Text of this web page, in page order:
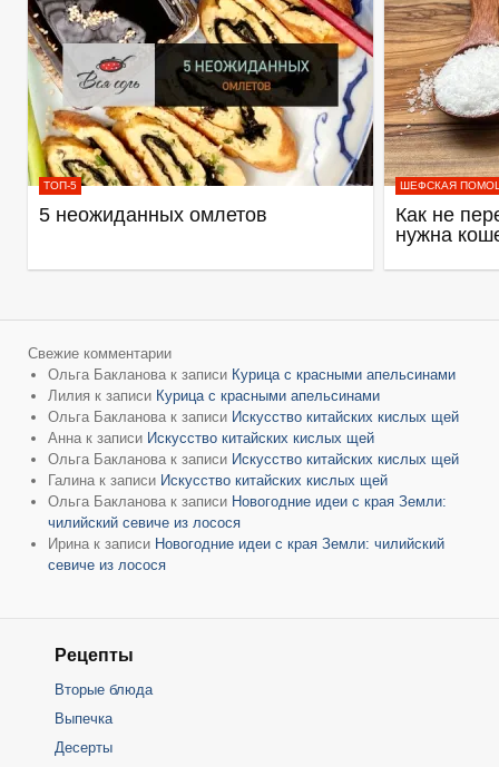
ТОП-5
5 неожиданных омлетов
ШЕФСКАЯ
Как не
нужна
Свежие комментарии
Ольга Бакланова к записи Курица с красными апельсинами
Лилия к записи Курица с красными апельсинами
Ольга Бакланова к записи Искусство китайских кислых щей
Анна к записи Искусство китайских кислых щей
Ольга Бакланова к записи Искусство китайских кислых щей
Галина к записи Искусство китайских кислых щей
Ольга Бакланова к записи Новогодние идеи с края Земли:
чилийский севиче из лосося
Ирина к записи Новогодние идеи с края Земли: чилийский
севиче из лосося
Рецепты
Вторые блюда
Выпечка
Десерты